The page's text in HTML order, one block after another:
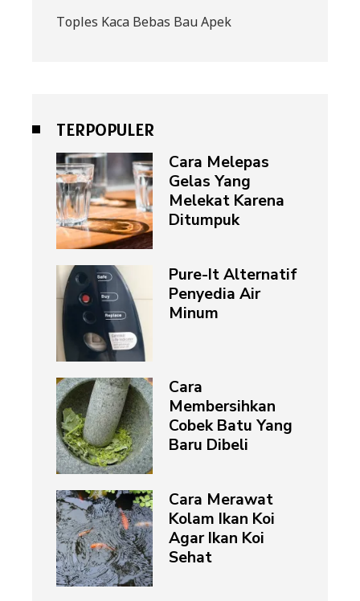
Toples Kaca Bebas Bau Apek
TERPOPULER
Cara Melepas
Gelas Yang
Melekat Karena
Ditumpuk
Pure-It Alternatif
Penyedia Air
Minum
Cara
Membersihkan
Cobek Batu Yang
Baru Dibeli
Cara Merawat
Kolam Ikan Koi
Agar Ikan Koi
Sehat